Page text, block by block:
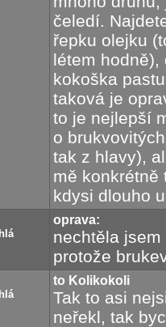
čeledí.
řepku olejku
létem hodně),
kokoška
taková je
to je nejlepší
o
tak z hlavy),
mě konkrétně
kdysi dlouho
oprava:
nechtěla
protože
to Kolikokoli
Tak to asi
neřekl, tak